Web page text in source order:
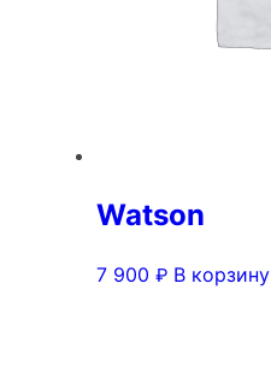
Watson
7 900 ₽ В корзину